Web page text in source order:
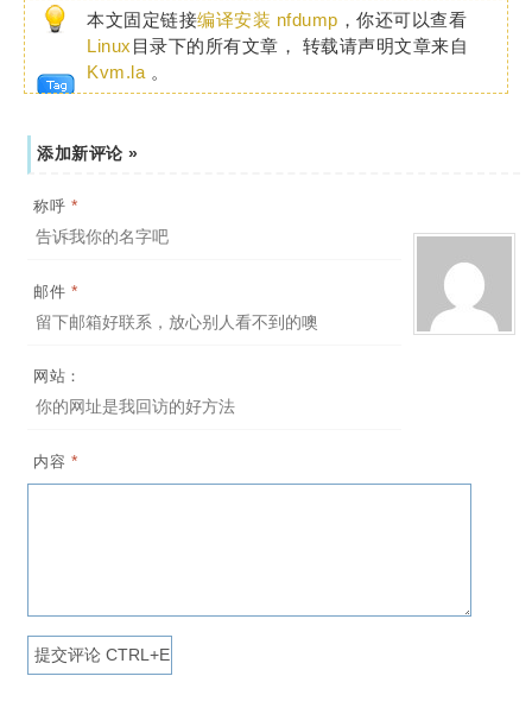
本文固定链接编译安装 nfdump ，你还可以查看
Linux 目录下的所有文章， 转载请声明文章来自
Kvm.la 。
添加新评论 »
称呼 *
邮件 *
网站：
内容 *